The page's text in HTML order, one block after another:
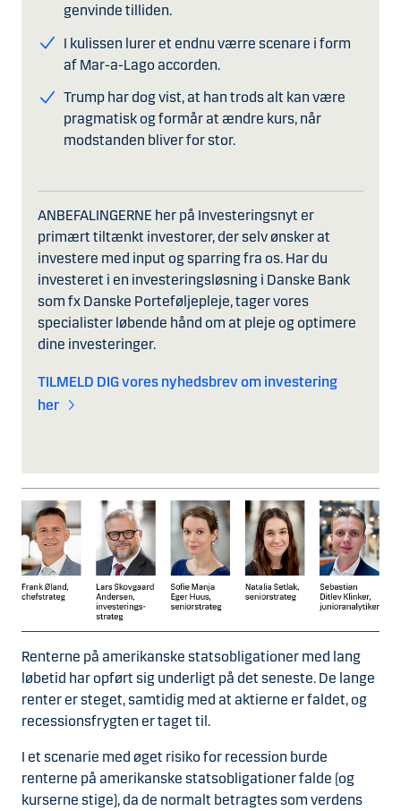
genvinde tilliden.
I kulissen lurer et endnu værre scenare i form
af Mar-a-Lago accorden.
Trump har dog vist, at han trods alt kan være
pragmatisk og formår at ændre kurs, når
modstanden bliver for stor.
ANBEFALINGERNE her på Investeringsnyt er
primært tiltænkt investorer, der selv ønsker at
investere med input og sparring fra os. Har du
investeret i en investeringsløsning i Danske Bank
som fx Danske Porteføljepleje, tager vores
specialister løbende hånd om at pleje og optimere
dine investeringer.
TILMELD DIG vores nyhedsbrev om investering
her
Renterne på amerikanske statsobligationer med lang
løbetid har opført sig underligt på det seneste. De lange
renter er steget, samtidig med at aktierne er faldet, og
recessionsfrygten er taget til.
I et scenarie med øget risiko for recession burde
renterne på amerikanske statsobligationer falde (og
kurserne stige), da de normalt betragtes som verdens